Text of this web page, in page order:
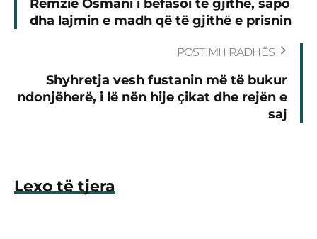
Remzie Osmani i befasoi të gjithë, sapo
dha lajmin e madh që të gjithë e prisnin
POSTIMI I RADHËS
Shyhretja vesh fustanin më të bukur
ndonjëherë, i lë nën hije ҫikat dhe rejën e
saj
Lexo të tjera